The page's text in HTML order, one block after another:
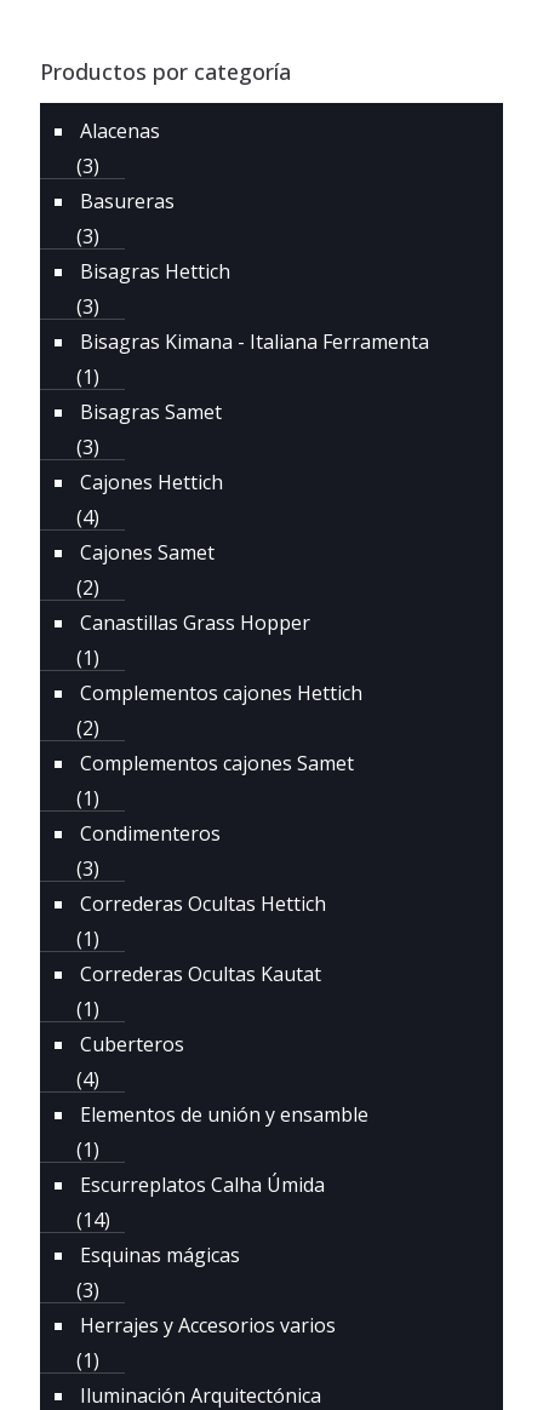
Productos por categoría
Alacenas
(3)
Basureras
(3)
Bisagras Hettich
(3)
Bisagras Kimana - Italiana Ferramenta
(1)
Bisagras Samet
(3)
Cajones Hettich
(4)
Cajones Samet
(2)
Canastillas Grass Hopper
(1)
Complementos cajones Hettich
(2)
Complementos cajones Samet
(1)
Condimenteros
(3)
Correderas Ocultas Hettich
(1)
Correderas Ocultas Kautat
(1)
Cuberteros
(4)
Elementos de unión y ensamble
(1)
Escurreplatos Calha Úmida
(14)
Esquinas mágicas
(3)
Herrajes y Accesorios varios
(1)
Iluminación Arquitectónica